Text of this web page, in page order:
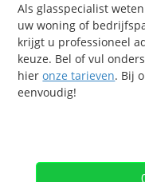
Als glasspecialist
uw woning of
krijgt u professioneel
keuze. Bel of vul
hieronze tarieven. Bij
eenvoudig!